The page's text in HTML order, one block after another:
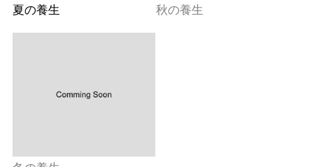
夏の養生 秋の養生